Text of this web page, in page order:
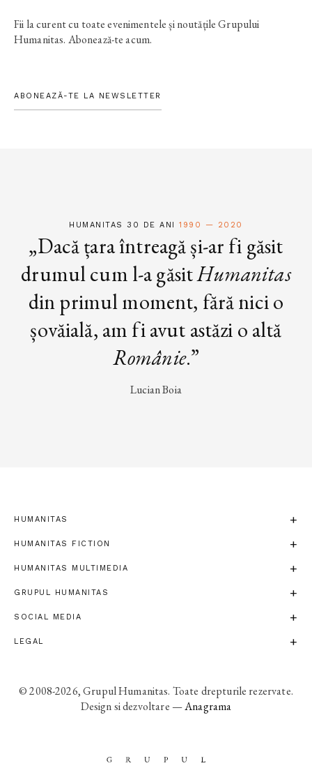
Fii la curent cu toate evenimentele și noutățile Grupului
Humanitas. Abonează-te acum.
ABONEAZĂ-TE LA NEWSLETTER
HUMANITAS 30 DE ANI1990 — 2020
„Dacă țara întreagă și-ar fi găsit
drumul cum l-a găsitHumanitas
din primul moment, fără nici o
șovăială, am fi avut astăzi o altă
Românie.”
Lucian Boia
HUMANITAS
HUMANITAS FICTION
HUMANITAS MULTIMEDIA
GRUPUL HUMANITAS
SOCIAL MEDIA
LEGAL
© 2008-2026, Grupul Humanitas. Toate drepturile rezervate.
Design si dezvoltare —Anagrama